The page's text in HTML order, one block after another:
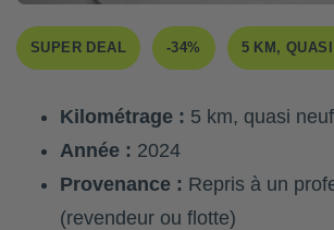
SUPER DEAL -34% 5 KM,
Kilométrage : 5 km, quasi neuf
Année : 2024
Provenance : Repris à un
(revendeur ou flotte)